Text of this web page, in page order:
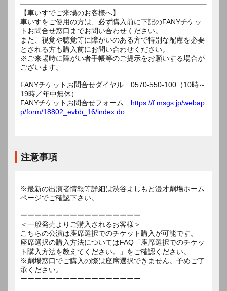
【車いすでご来場のお客様へ】
車いすをご使用の方は、必ず購入前に下記のFANYチケッ
トお問合せ窓口までお問い合わせください。
また、視覚や聴覚等に障がいのある方で特別な配慮を必要
とされる方も購入前にお問い合わせください。
※ご来場時に障がい者手帳等のご提示をお願いする場合が
ございます。
FANYチケットお問合せダイヤル 0570-550-100（10時～
19時／年中無休）
FANYチケットお問合せフォーム https://f.msgs.jp/webap
p/form/18802_evbb_16/index.do
注意事項
※最新の出演者情報等詳細は渋谷よしもと漫才劇場ホーム
ページでご確認下さい。
ーーーーーーーーーーーーーーーーー
＜一般発売よりご購入されるお客様＞
こちらの公演は座席選択でのチケット購入が可能です。
座席選択の購入方法についてはFAQ「座席選択でのチケッ
ト購入方法を教えてください。」をご確認ください。
※劇場窓口でご購入の際は座席選択できません。予めご了
承ください。
ーーーーーーーーーーーーーーーーー